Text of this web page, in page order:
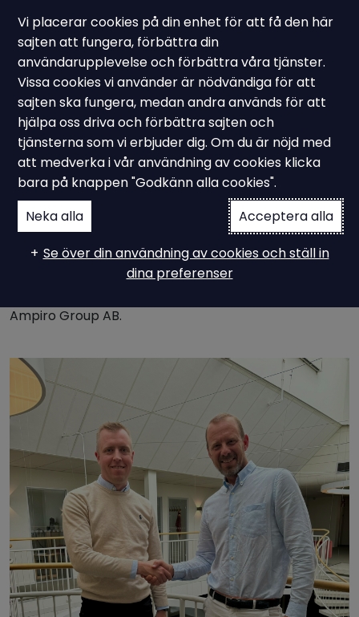
Pressmeddelande
BackOffice Scandinavia
AB integreras med
Ampiro Group
Vi kan idag meddela att avtal har ingåtts mellan
Backoffice Scandinavia AB av och Ampiro Group där
Ampiro Group AB.
Vi placerar cookies på din enhet för att få den här
sajten att fungera, förbättra din
användarupplevelse och förbättra våra tjänster.
Vissa cookies vi använder är nödvändiga för att
sajten ska fungera, medan andra används för att
hjälpa oss driva och förbättra sajten och
tjänsterna som vi erbjuder dig. Om du är nöjd med
att medverka i vår användning av cookies klicka
bara på knappen "Godkänn alla cookies".
Acceptera alla
Neka alla
Se över din användning av cookies och ställ in
dina preferenser